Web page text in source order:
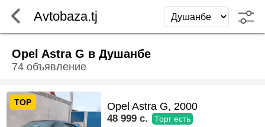
Avtobaza.tj
Opel Astra G в Душанбе
74 объявление
TOP Opel Astra G, 2000
48 999 c. Торг есть